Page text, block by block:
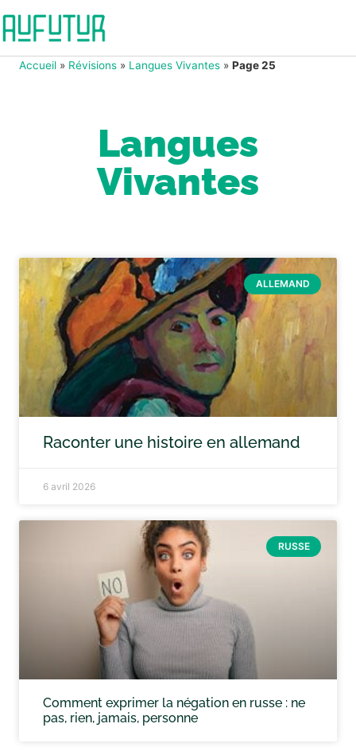
Accueil » Révisions » Langues Vivantes » Page 25
Langues
Vivantes
ALLEMAND
Raconter une histoire en allemand
6 avril 2026
RUSSE
Comment exprimer la négation en russe : ne
pas, rien, jamais, personne